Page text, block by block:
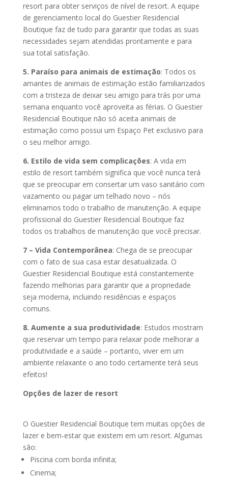
resort para obter serviços de nível de resort. A equipe
de gerenciamento local do Guestier Residencial
Boutique faz de tudo para garantir que todas as suas
necessidades sejam atendidas prontamente e para
sua total satisfação.
5. Paraíso para animais de estimação: Todos os
amantes de animais de estimação estão familiarizados
com a tristeza de deixar seu amigo para trás por uma
semana enquanto você aproveita as férias. O Guestier
Residencial Boutique não só aceita animais de
estimação como possui um Espaço Pet exclusivo para
o seu melhor amigo.
6. Estilo de vida sem complicações: A vida em
estilo de resort também significa que você nunca terá
que se preocupar em consertar um vaso sanitário com
vazamento ou pagar um telhado novo – nós
eliminamos todo o trabalho de manutenção. A equipe
profissional do Guestier Residencial Boutique faz
todos os trabalhos de manutenção que você precisar.
7 – Vida Contemporânea: Chega de se preocupar
com o fato de sua casa estar desatualizada. O
Guestier Residencial Boutique está constantemente
fazendo melhorias para garantir que a propriedade
seja moderna, incluindo residências e espaços
comuns.
8. Aumente a sua produtividade: Estudos mostram
que reservar um tempo para relaxar pode melhorar a
produtividade e a saúde – portanto, viver em um
ambiente relaxante o ano todo certamente terá seus
efeitos!
Opções de lazer de resort
O Guestier Residencial Boutique tem muitas opções de
lazer e bem-estar que existem em um resort. Algumas
são:
Piscina com borda infinita;
Cinema;